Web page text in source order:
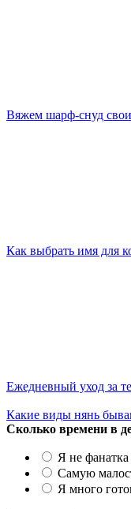
Вяжем шарф-снуд
Как выбрать имя для
Ежедневный уход за
Какие виды нянь
Сколько времени в
Я не
Самую
Я много